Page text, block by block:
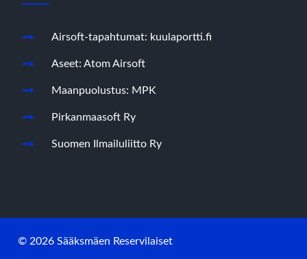
Airsoft-tapahtumat: kuulaportti.fi
Aseet: Atom Airsoft
Maanpuolustus: MPK
Pirkanmaasoft Ry
Suomen Ilmailuliitto Ry
© 2026 Sääksmäen Reservilaiset